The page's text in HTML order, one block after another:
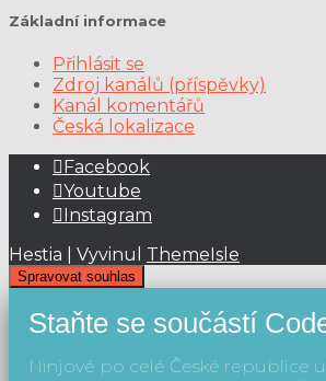
Základní informace
Přihlásit se
Zdroj kanálů (příspěvky)
Kanál komentářů
Česká lokalizace
Facebook
Youtube
Instagram
Hestia | Vyvinul ThemeIsle
Spravovat souhlas
Staňte se součástí
Ninjové po celé České republice